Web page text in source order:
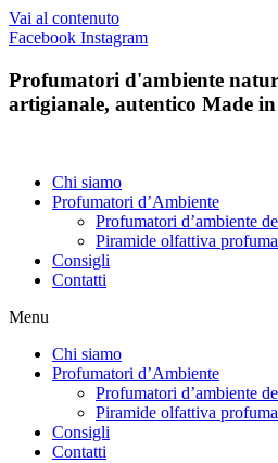
Vai al contenuto
Facebook Instagram
Profumatori d'ambiente
artigianale, autentico Made
Chi siamo
Profumatori d’Ambiente
Profumatori d’ambiente
Piramide olfattiva
Consigli
Contatti
Menu
Chi siamo
Profumatori d’Ambiente
Profumatori d’ambiente
Piramide olfattiva
Consigli
Contatti